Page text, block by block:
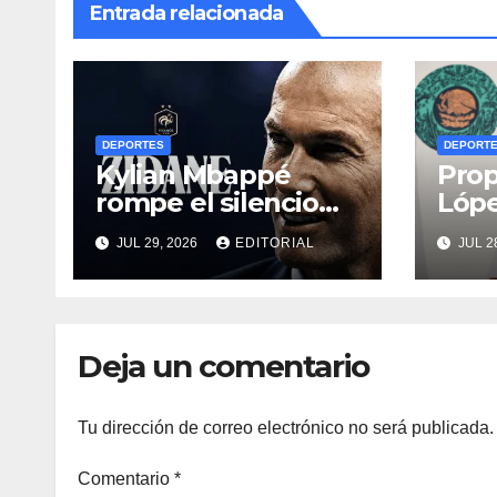
Entrada relacionada
DEPORTES
Kylian Mbappé
rompe el silencio
tras la llegada de
Zinedine Zidane a
la selección de
JUL 29, 2026 EDITORIAL
al
JUL
Deja un comentario
Tu dirección de correo electrónico no será publicada.
Comentario *